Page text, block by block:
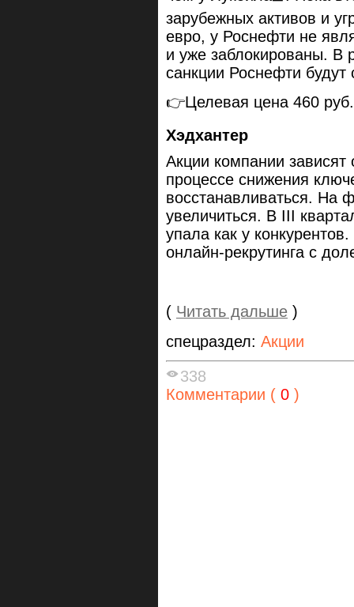
зарубежных активов и
евро, у Роснефти не
и уже заблокированы. В
санкции Роснефти будут
👉Целевая цена 460
Хэдхантер
Акции компании зависят
процессе снижения
восстанавливаться. На
увеличиться. В III
упала как у
онлайн-рекрутинга с
( Читать дальше )
спецраздел: Акции
338
Комментарии ( 0 )